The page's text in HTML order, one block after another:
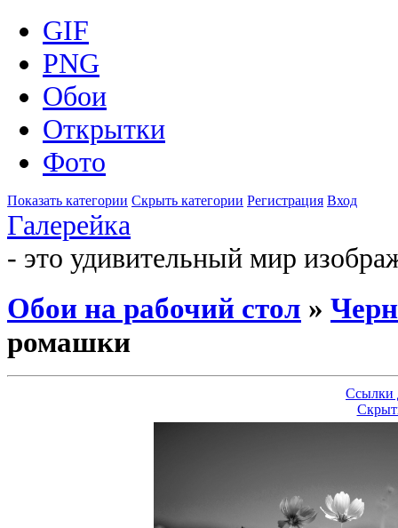
GIF
PNG
Обои
Открытки
Фото
Показать категории Скрыть категории Регистрация Вход
Галерейка
- это удивительный мир
Обои на рабочий стол »
ромашки
Ссылки